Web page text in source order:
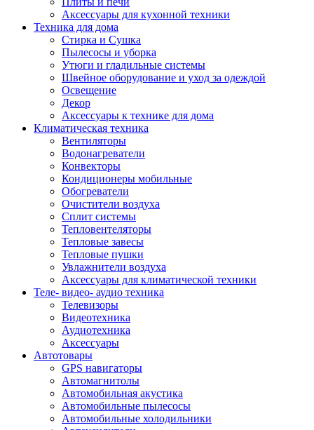
Аксессуары для кухонной техники
Техника для дома
Стирка и Сушка
Пылесосы и уборка
Утюги и гладильные системы
Швейное оборудование и уход за одеждой
Освещение
Декор
Аксессуары к технике для дома
Климатическая техника
Вентиляторы
Водонагреватели
Конвекторы
Кондиционеры мобильные
Обогреватели
Очистители воздуха
Сплит системы
Тепловентеляторы
Тепловые завесы
Тепловые пушки
Увлажнители воздуха
Аксессуары для климатической техники
Теле- видео- аудио техника
Телевизоры
Видеотехника
Аудиотехника
Аксессуары
Автотовары
GPS навигаторы
Автомагнитолы
Автомобильная акустика
Автомобильные пылесосы
Автомобильные холодильники